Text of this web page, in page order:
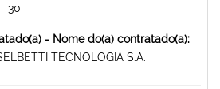
30
- Nome do(a) contratado(a):
TECNOLOGIA S.A.